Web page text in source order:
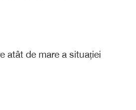
atât de mare a situației